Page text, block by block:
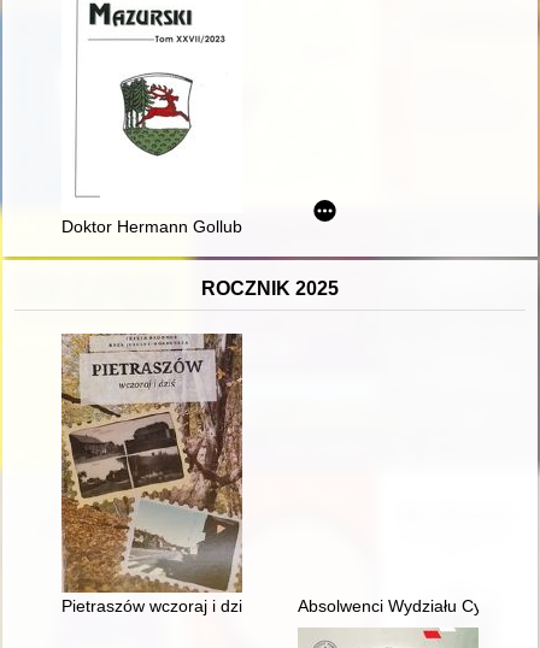
Doktor Hermann Gollub, królewiecki archiwista
ROCZNIK 2025
Pietraszów wczoraj i dziś Absolwenci Wydziału